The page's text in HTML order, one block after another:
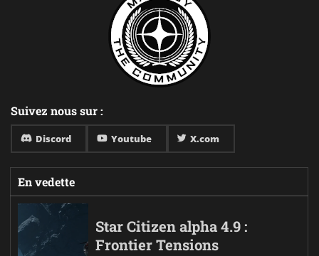
Suivez nous sur :
Discord Youtube X.com
En vedette
Star Citizen alpha 4.9 :
Frontier Tensions